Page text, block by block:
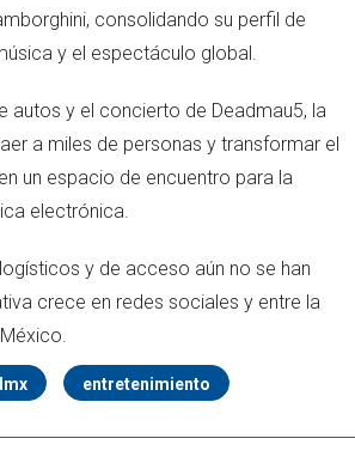
consolidando su perfil de
y el espectáculo global.
autos y el concierto de Deadmau5, la
a miles de personas y transformar el
un espacio de encuentro para la
electrónica.
y de acceso aún no se han
crece en redes sociales y entre la
entretenimiento